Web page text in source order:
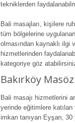
tekniklerden
Bali masajları, kişilere
tüm bölgelerine
olmasından kaynaklı ilgi
hizmetlerinden
kategoriye göz
Bakırköy
Bali masajı hizmetlerini
yerinde eğitimlere
imkan tanıyan Eyşan,